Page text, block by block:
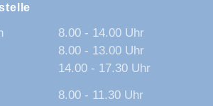
8.00 - 14.00 Uhr
8.00 - 13.00 Uhr
14.00 - 17.30 Uhr
8.00 - 11.30 Uhr